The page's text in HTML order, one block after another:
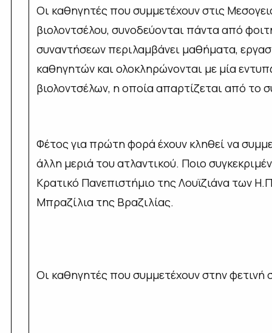
Οι καθηγητές που συμμετέχουν στις
βιολοντσέλου, συνοδεύονται πάντα από
συναντήσεων περιλαμβάνει μαθήματα,
καθηγητών και ολοκληρώνονται με μία
βιολοντσέλων, η οποία απαρτίζεται από το
Φέτος για πρώτη φορά έχουν κληθεί να
άλλη μεριά του ατλαντικού. Ποιο
Κρατικό Πανεπιστήμιο της Λουϊζιάνα των
Μπραζίλια της Βραζιλίας.
Οι καθηγητές που συμμετέχουν στην φετινή